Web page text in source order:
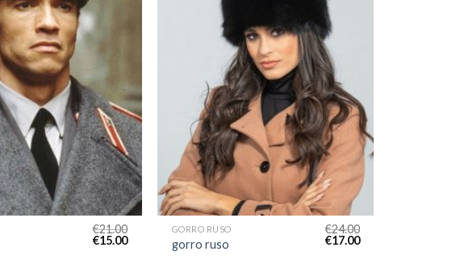
€21.00
€15.00
GORRO RUSO
gorro ruso
€24.00
€17.00